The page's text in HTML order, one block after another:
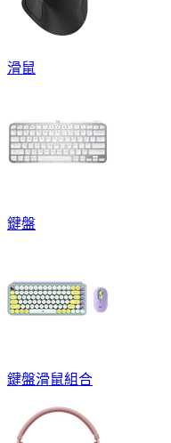
滑鼠
鍵盤
鍵盤滑鼠組合